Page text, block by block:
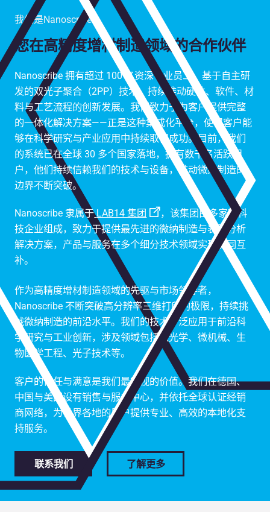
我们是Nanoscribe
您在高精度增材制造领域的合作伙伴
Nanoscribe 拥有超过 100 名资深专业员工，基于自主研
发的双光子聚合（2PP）技术，持续推动硬件、软件、材
料与工艺流程的创新发展。我们致力于为客户提供完整
的一体化解决方案——正是这种集成化平台，使得客户能
够在科学研究与产业应用中持续取得成功。目前，我们
的系统已在全球 30 多个国家落地，拥有数千名活跃用
户，他们持续信赖我们的技术与设备，推动微纳制造的
边界不断突破。
Nanoscribe 隶属于 LAB14 集团
，该集团由多家高科
技企业组成，致力于提供最先进的微纳制造与表面分析
解决方案，产品与服务在多个细分技术领域实现协同互
补。
作为高精度增材制造领域的先驱与市场领导者，
Nanoscribe 不断突破高分辨率三维打印的极限，持续挑
战微纳制造的前沿水平。我们的技术广泛应用于前沿科
学研究与工业创新，涉及领域包括微光学、微机械、生
物医学工程、光子技术等。
客户的信任与满意是我们最重视的价值。我们在德国、
中国与美国设有销售与服务中心，并依托全球认证经销
商网络，为世界各地的用户提供专业、高效的本地化支
持服务。
联系我们 了解更多